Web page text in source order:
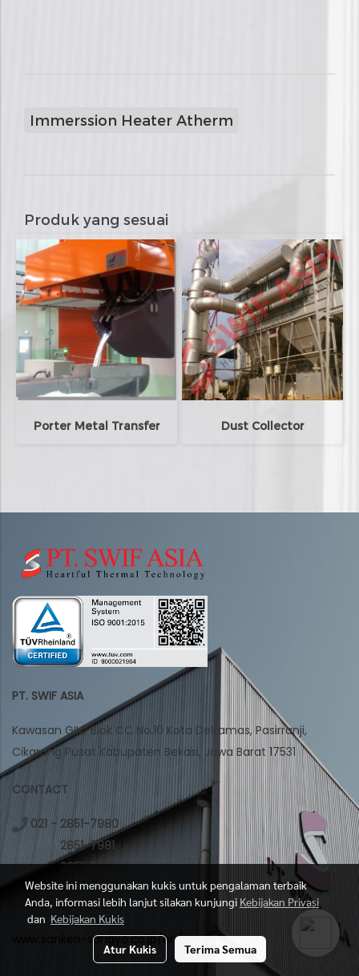
Immerssion Heater Atherm
Produk yang sesuai
Porter Metal Transfer Dust Collector
PT. SWIF ASIA
Kawasan GIIC Blok CC No.10 Kota Deltamas, Pasirranji,
Cikarang Pusat Kabupaten Bekasi, Jawa Barat 17531
CONTACT
021 - 2851-7980
2851-7981
2851-7982
SANKEN SANGYO
www.sanken-sangyo.co.jp/en/
Website ini menggunakan kukis untuk pengalaman terbaik
Anda, informasi lebih lanjut silakan kunjungi Kebijakan Privasi
dan Kebijakan Kukis
Atur Kukis Terima Semua